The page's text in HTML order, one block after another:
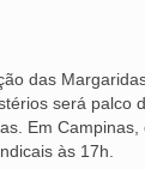
das
será palco
Em Campinas,
às 17h.